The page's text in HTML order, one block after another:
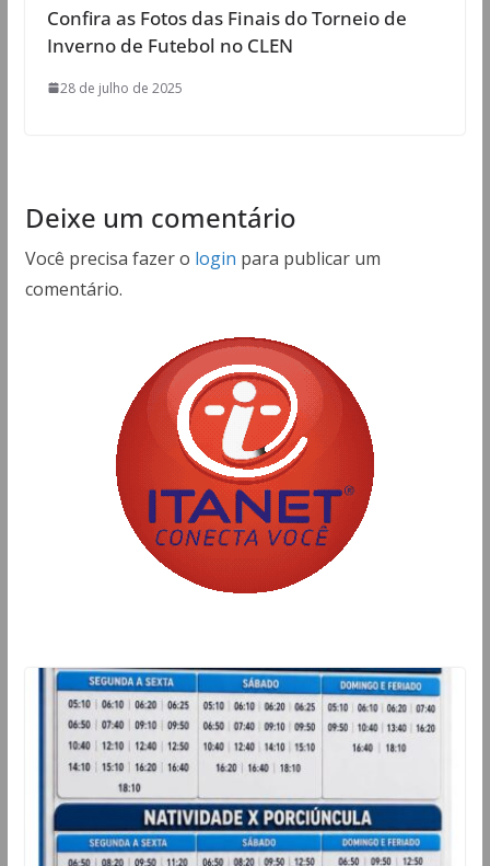
Confira as Fotos das Finais do Torneio de
Inverno de Futebol no CLEN
28 de julho de 2025
Deixe um comentário
Você precisa fazer o login para publicar um
comentário.